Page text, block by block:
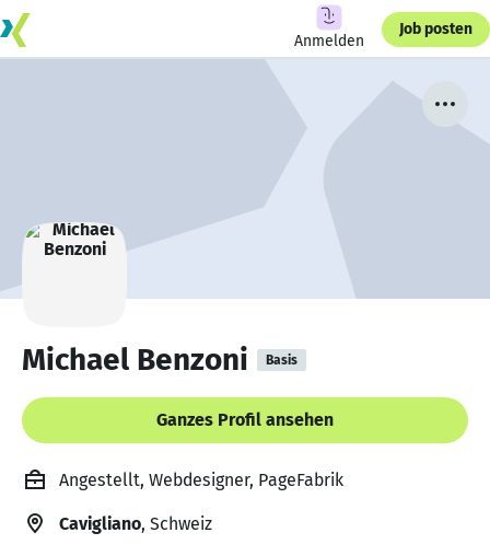
Anmelden
Job posten
Michael Benzoni Basis
Ganzes Profil ansehen
Angestellt, Webdesigner, PageFabrik
Cavigliano, Schweiz